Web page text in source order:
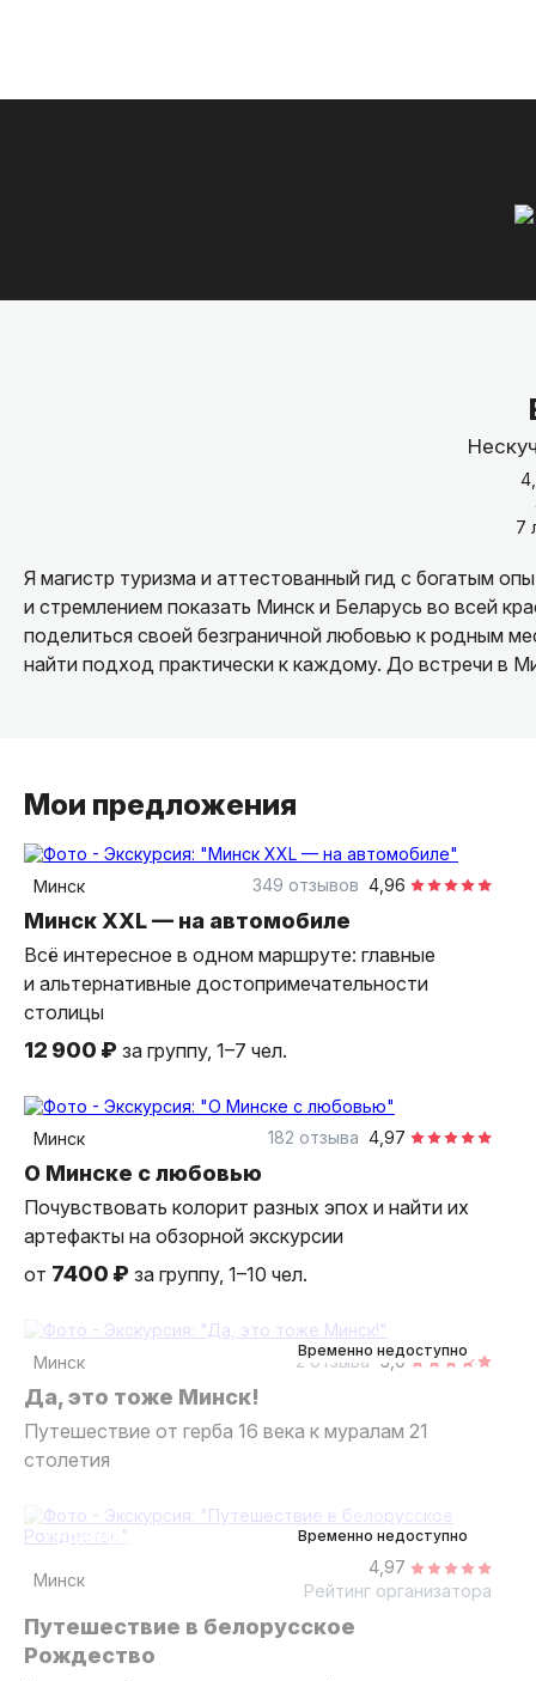
7
Я магистр туризма и аттестованный гид с богатым
и стремлением показать Минск и Беларусь во всей
поделиться своей безграничной любовью к родным
найти подход практически к каждому. До встречи в
Мои предложения
Минск 4,96
349 отзывов
Минск XXL — на автомобиле
Всё интересное в одном маршруте: главные
и альтернативные достопримечательности
столицы
12 900 ₽ за группу, 1–7 чел.
Минск 4,97
182 отзыва
О Минске с любовью
Почувствовать колорит разных эпох и найти их
артефакты на обзорной экскурсии
от 7400 ₽ за группу, 1–10 чел.
Временно недоступно
Минск 5,0
2 отзыва
Да, это тоже Минск!
Путешествие от герба 16 века к муралам 21
столетия
Временно недоступно
2,5 часа
пешком
индивидуальная
Минск
4,97
Рейтинг организатора
Путешествие в белорусское
Рождество